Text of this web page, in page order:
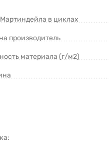
в циклах
производитель
материала (г/м2)